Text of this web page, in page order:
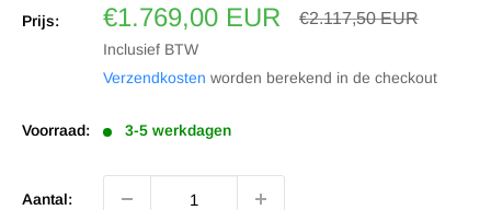
Prijs:
Sale
prijs
€1.769,00 EUR Prijs
€2.117,50 EUR
Inclusief BTW
Verzendkosten worden berekend in de checkout
Voorraad: 3-5 werkdagen
Aantal: